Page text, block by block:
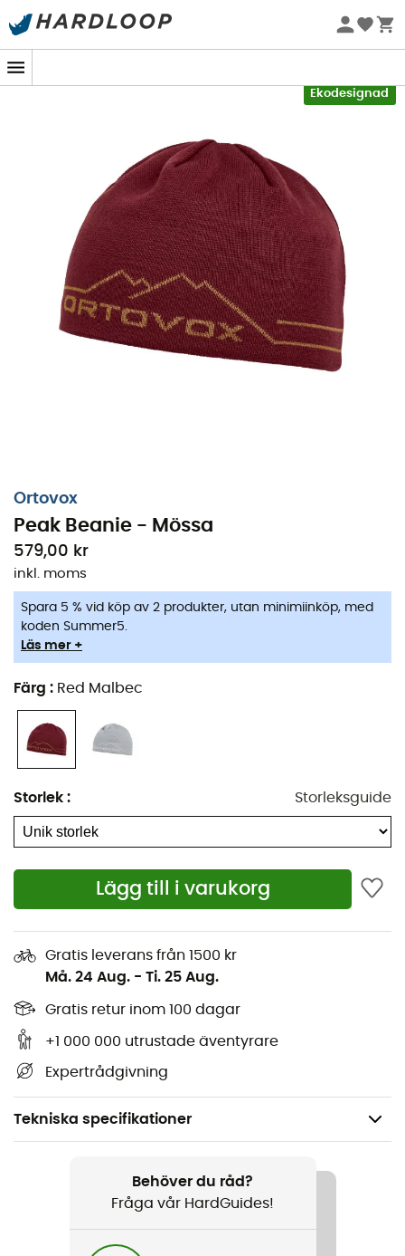
Sommarerbjudanden 🔥 -5 % EXTRA vid köp av 2 produkter*
Ekodesignad
Ny
Ortovox
Peak Beanie - Mössa
579,00 kr
inkl. moms
Spara 5 % vid köp av 2 produkter, utan minimiinköp, med
koden Summer5.
Läs mer +
Färg : Red Malbec
Storlek : Storleksguide
Lägg till i varukorg
Gratis leverans från 1500 kr
Må. 24 Aug. - Ti. 25 Aug.
Gratis retur inom 100 dagar
+1 000 000 utrustade äventyrare
Expertrådgivning
Tekniska specifikationer
Vandring / Alpin Skidåkning / Touring Skidåkning /
Den dagliga / Ski / Längdskidåkning / Vintersporter
Behöver du råd?
Fråga vår HardGuides!